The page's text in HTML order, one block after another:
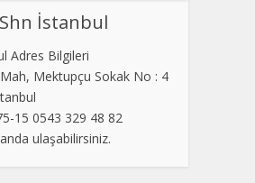
Shn İstanbul
Adres Bilgileri
Mektupçu Sokak No : 4
15 0543 329 48 82
ulaşabilirsiniz.